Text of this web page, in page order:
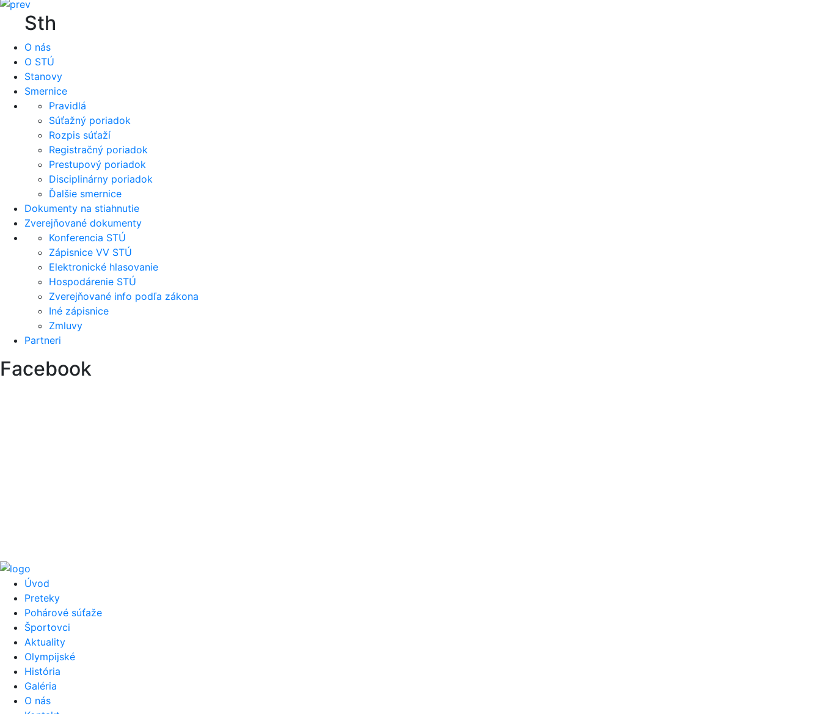
Sth
O nás
O STÚ
Stanovy
Smernice
Pravidlá
Súťažný poriadok
Rozpis súťaží
Registračný poriadok
Prestupový poriadok
Disciplinárny poriadok
Ďalšie smernice
Dokumenty na stiahnutie
Zverejňované dokumenty
Konferencia STÚ
Zápisnice VV STÚ
Elektronické hlasovanie
Hospodárenie STÚ
Zverejňované info podľa zákona
Iné zápisnice
Zmluvy
Partneri
Facebook
Úvod
Preteky
Pohárové súťaže
Športovci
Aktuality
Olympijské
História
Galéria
O nás